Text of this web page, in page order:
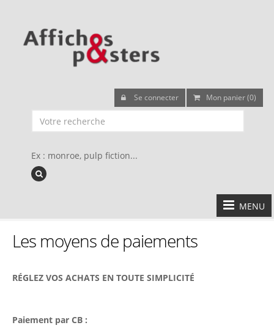
Se connecter Mon panier (0)
Ex : monroe, pulp fiction...
MENU
Les moyens de paiements
RÉGLEZ VOS ACHATS EN TOUTE SIMPLICITÉ
Paiement par CB :